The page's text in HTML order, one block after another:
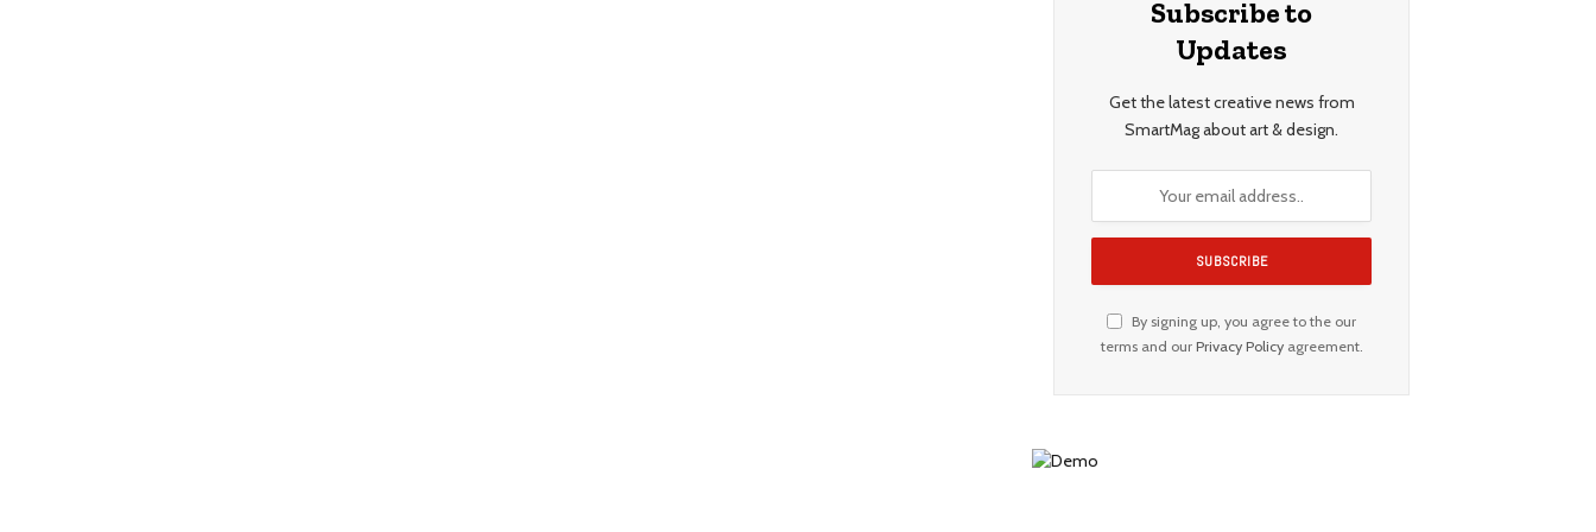
Subscribe to
Updates
Get the latest creative news from
SmartMag about art & design.
By signing up, you agree to the our
terms and our Privacy Policyagreement.